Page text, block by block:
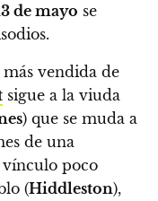
de mayo se
vendida de
sigue a la viuda
) que se muda a
de una
poco
(Hiddleston),